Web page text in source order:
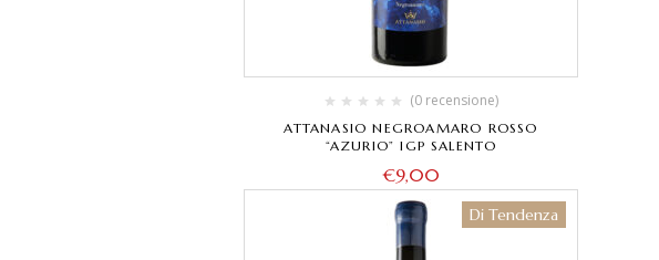
(0 recensione)
ATTANASIO NEGROAMARO ROSSO
“AZURIO” IGP SALENTO
€9,00
Di Tendenza